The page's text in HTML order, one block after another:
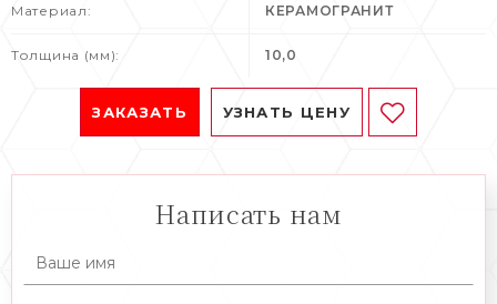
Материал: КЕРАМОГРАНИТ
Толщина (мм): 10,0
ЗАКАЗАТЬ УЗНАТЬ ЦЕНУ
Написать нам